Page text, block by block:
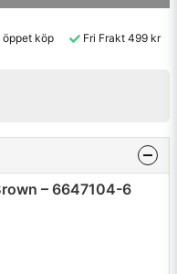
köp Fri Frakt 499 kr
– 6647104-6